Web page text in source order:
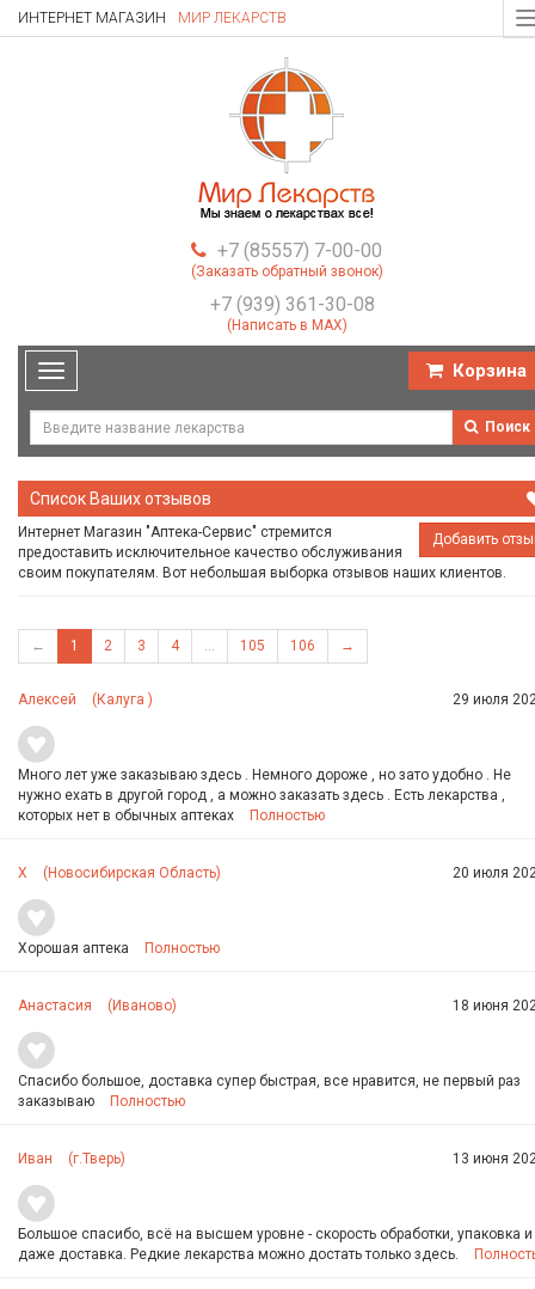
ИНТЕРНЕТ МАГАЗИН МИР ЛЕКАРСТВ
+7 (85557) 7-00-00
(Заказать обратный звонок)
+7 (939) 361-30-08
(Написать в MAX)
Toggle
navigation
Корзина
Поиск
Список Ваших отзывов
Добавить
Интернет Магазин "Аптека-Сервис" стремится
предоставить исключительное качество обслуживания
своим покупателям. Вот небольшая выборка отзывов наших клиентов.
← 1 2 3 4 ... 105 106 →
Алексей (Калуга ) 29 июля
Много лет уже заказываю здесь . Немного дороже , но зато удобно . Не
нужно ехать в другой город , а можно заказать здесь . Есть лекарства ,
которых нет в обычных аптеках
Полностью
X (Новосибирская Область) 20 июля
Хорошая аптека Полностью
Анастасия (Иваново) 18 июня
Спасибо большое, доставка супер быстрая, все нравится, не первый раз
заказываю
Полностью
Иван (г.Тверь) 13 июня
Большое спасибо, всё на высшем уровне - скорость обработки, упаковка и
даже доставка. Редкие лекарства можно достать только здесь.